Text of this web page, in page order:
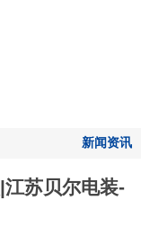
新闻资讯
苏贝尔电装-